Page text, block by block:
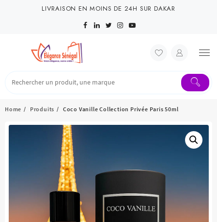
LIVRAISON EN MOINS DE 24H SUR DAKAR
Home Produits Coco Vanille Collection Privée Paris 50ml